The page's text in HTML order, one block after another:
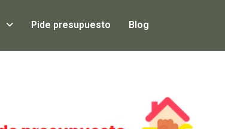
Pide presupuesto Blog